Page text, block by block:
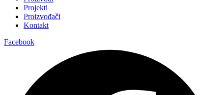
Projekti
Proizvođači
Kontakt
Facebook